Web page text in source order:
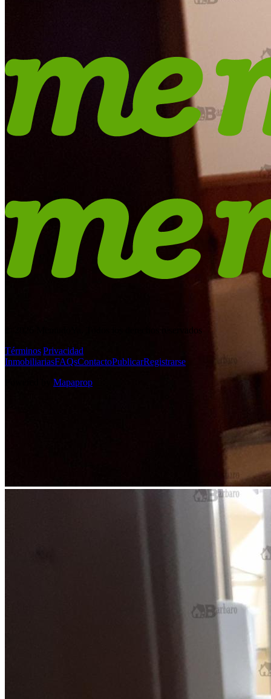
© 2026 MemudoYa. Todos los derechos reservados
TérminosPrivacidad
InmobiliariasFAQsContactoPublicarRegistrarse
Mapaprop